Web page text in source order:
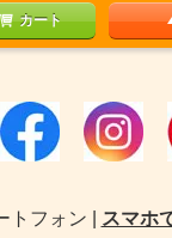
カート
トフォン | スマホ